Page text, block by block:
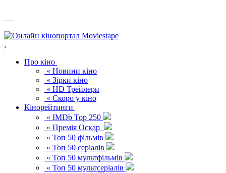
,
Про кіно
« Новини кіно
« Зірки кіно
« HD Трейлери
« Скоро у кіно
Кінорейтинги
« IMDb Top 250
« Премія Оскар
« Топ 50 фільмів
« Топ 50 серіалів
« Топ 50 мультфільмів
« Топ 50 мультсеріалів